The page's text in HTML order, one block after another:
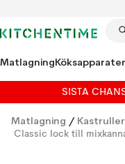
MatlagningKöksapparater
SISTA
Matlagning /
Classic lock till